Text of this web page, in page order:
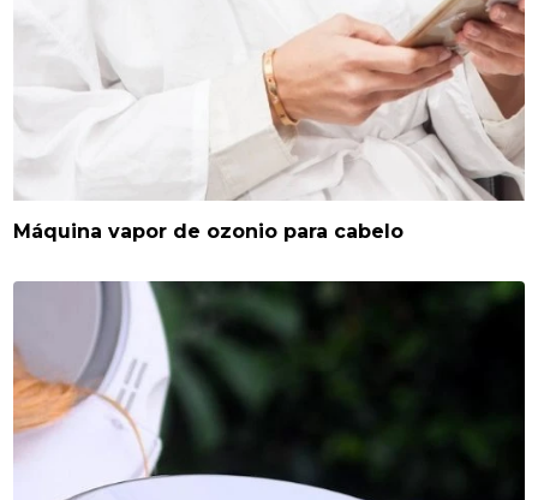
Máquina vapor de ozonio para cabelo